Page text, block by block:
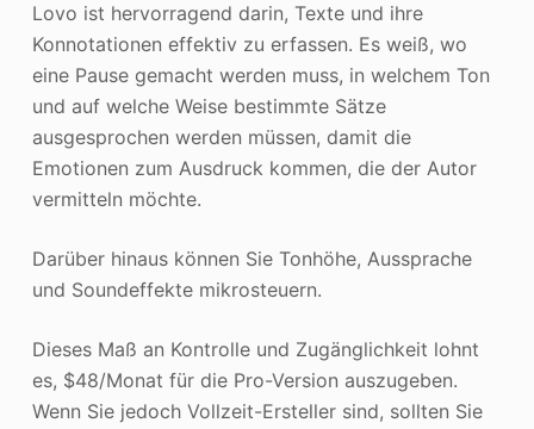
Lovo ist hervorragend darin, Texte und ihre
Konnotationen effektiv zu erfassen. Es weiß, wo
eine Pause gemacht werden muss, in welchem Ton
und auf welche Weise bestimmte Sätze
ausgesprochen werden müssen, damit die
Emotionen zum Ausdruck kommen, die der Autor
vermitteln möchte.
Darüber hinaus können Sie Tonhöhe, Aussprache
und Soundeffekte mikrosteuern.
Dieses Maß an Kontrolle und Zugänglichkeit lohnt
es, $48/Monat für die Pro-Version auszugeben.
Wenn Sie jedoch Vollzeit-Ersteller sind, sollten Sie